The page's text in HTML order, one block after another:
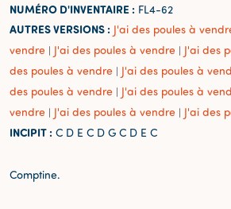
NUMÉRO D'INVENTAIRE : FL4-62
AUTRES VERSIONS : J'ai des poules à
vendre | J'ai des poules à vendre | J'ai des
des poules à vendre | J'ai des poules à
des poules à vendre | J'ai des poules à
vendre | J'ai des poules à vendre | J'ai des
INCIPIT : C D E C D G C D E C
Comptine.